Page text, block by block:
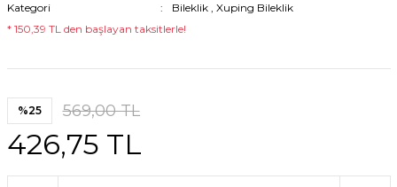
Kategori
Bileklik , Xuping Bileklik
* 150,39 TL den başlayan taksitlerle!
%25 569,00 TL
426,75 TL